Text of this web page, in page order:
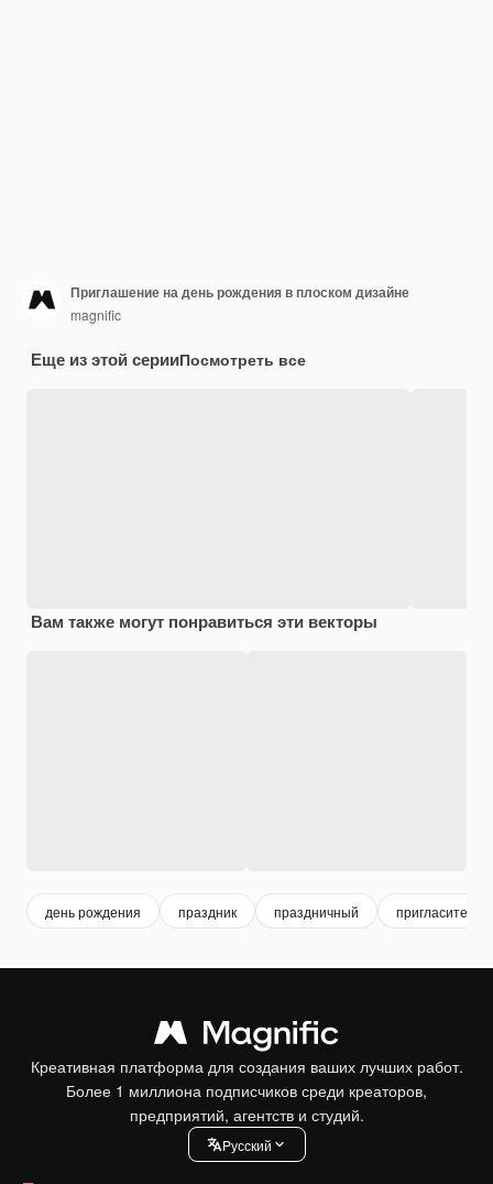
Приглашение на день рождения в плоском дизайне
magnific
Еще из этой серииПосмотреть все
Вам также могут понравиться эти векторы
день рождения праздник праздничный
Креативная платформа для создания ваших лучших работ.
Более 1 миллиона подписчиков среди креаторов,
предприятий, агентств и студий.
Pусский